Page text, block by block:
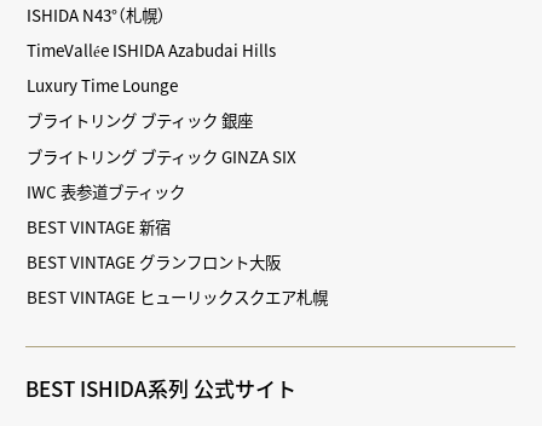
ISHIDA N43°（札幌）
TimeVallée ISHIDA Azabudai Hills
Luxury Time Lounge
ブライトリング ブティック 銀座
ブライトリング ブティック GINZA SIX
IWC 表参道ブティック
BEST VINTAGE 新宿
BEST VINTAGE グランフロント大阪
BEST VINTAGE ヒューリックスクエア札幌
BEST ISHIDA系列 公式サイト